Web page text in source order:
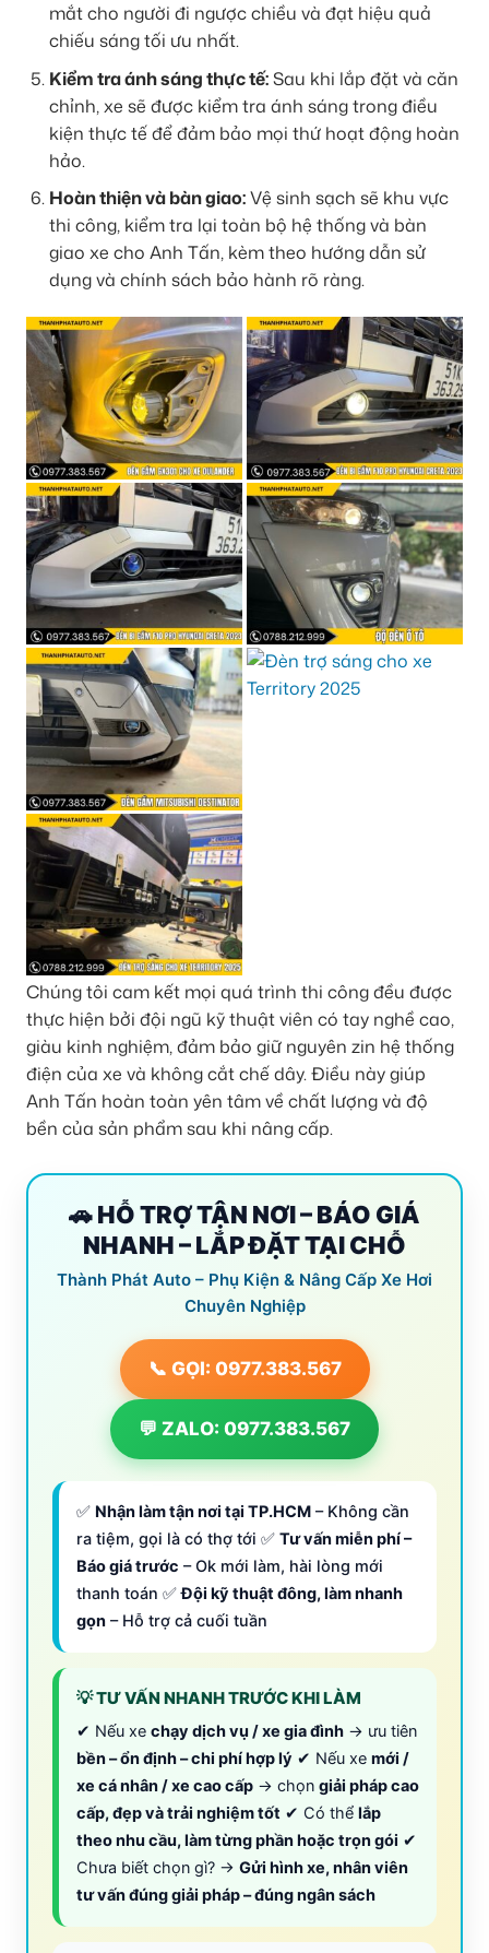
mắt cho người đi ngược chiều và đạt hiệu quả
chiếu sáng tối ưu nhất.
Kiểm tra ánh sáng thực tế:Sau khi lắp đặt và căn
chỉnh, xe sẽ được kiểm tra ánh sáng trong điều
kiện thực tế để đảm bảo mọi thứ hoạt động hoàn
hảo.
Hoàn thiện và bàn giao:Vệ sinh sạch sẽ khu vực
thi công, kiểm tra lại toàn bộ hệ thống và bàn
giao xe cho Anh Tấn, kèm theo hướng dẫn sử
dụng và chính sách bảo hành rõ ràng.
Chúng tôi cam kết mọi quá trình thi công đều được
thực hiện bởi đội ngũ kỹ thuật viên có tay nghề cao,
giàu kinh nghiệm, đảm bảo giữ nguyên zin hệ thống
điện của xe và không cắt chế dây. Điều này giúp
Anh Tấn hoàn toàn yên tâm về chất lượng và độ
bền của sản phẩm sau khi nâng cấp.
🚗 HỖ TRỢ TẬN NƠI – BÁO GIÁ
NHANH – LẮP ĐẶT TẠI CHỖ
Thành Phát Auto – Phụ Kiện & Nâng Cấp Xe Hơi
Chuyên Nghiệp
📞 GỌI: 0977.383.567
💬 ZALO: 0977.383.567
✅ Nhận làm tận nơi tại TP.HCM – Không cần
ra tiệm, gọi là có thợ tới ✅ Tư vấn miễn phí –
Báo giá trước – Ok mới làm, hài lòng mới
thanh toán ✅Đội kỹ thuật đông, làm nhanh
gọn – Hỗ trợ cả cuối tuần
💡 TƯ VẤN NHANH TRƯỚC KHI LÀM
✔ Nếu xe chạy dịch vụ / xe gia đình → ưu tiên
bền – ổn định – chi phí hợp lý ✔ Nếu xe mới /
xe cá nhân / xe cao cấp → chọn giải pháp cao
cấp, đẹp và trải nghiệm tốt ✔ Có thể lắp
theo nhu cầu, làm từng phần hoặc trọn gói ✔
Chưa biết chọn gì? → Gửi hình xe, nhân viên
tư vấn đúng giải pháp – đúng ngân sách